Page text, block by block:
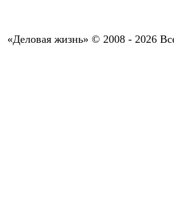
«Деловая жизнь» © 2008 - 2026